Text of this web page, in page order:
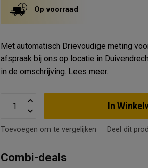
Op voorraad
Met automatisch Drievoudige meting
afspraak bij ons op locatie in
in de omschrijving. Lees meer.
In
Toevoegen om te vergelijken Deel dit
Combi-deals